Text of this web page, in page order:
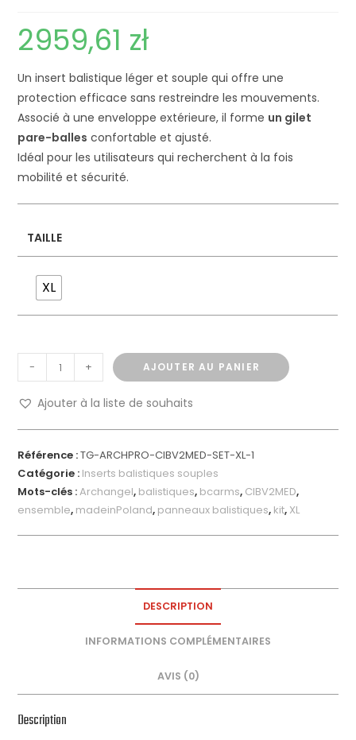
2959,61 zł
Un insert balistique léger et souple qui offre une
protection efficace sans restreindre les mouvements.
Associé à une enveloppe extérieure, il forme un gilet
pare-balles confortable et ajusté.
Idéal pour les utilisateurs qui recherchent à la fois
mobilité et sécurité.
TAILLE
XL
- + AJOUTER AU PANIER
Ajouter à la liste de souhaits
Référence :TG-ARCHPRO-CIBV2MED-SET-XL-1
Catégorie : Inserts balistiques souples
Mots-clés :Archangel, balistiques, bcarms, CIBV2MED,
ensemble, madeinPoland, panneaux balistiques, kit, XL
DESCRIPTION
INFORMATIONS COMPLÉMENTAIRES
AVIS (0)
Description